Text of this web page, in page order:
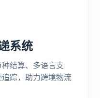
系统
结算、多语言支
踪，助力跨境物流